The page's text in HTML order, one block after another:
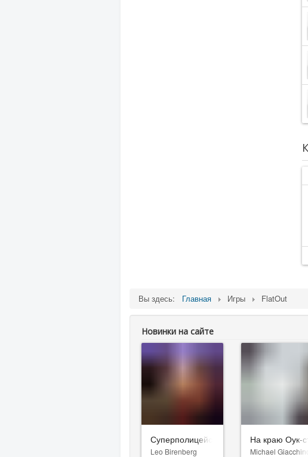
Вы здесь: Главная Игры FlatOut
Новинки на сайте
Суперполицейские 3
Leo Birenberg
На краю Оук-
Michael Giacchino